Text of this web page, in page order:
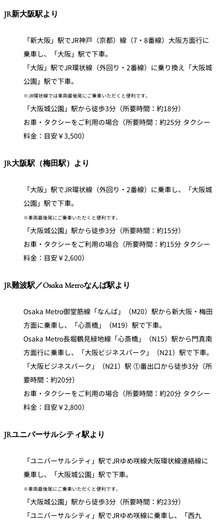
JR新大阪駅より
「新大阪」駅でJR神戸（京都）線（7・8番線）大阪方面行に
乗車し、「大阪」駅で下車。
「大阪」駅でJR環状線（外回り・2番線）に乗り換え「大阪城
公園」駅で下車。
※JR環状線では車両最後尾にご乗車いただくと便利です。
「大阪城公園」駅から徒歩3分（所要時間：約18分）
お車・タクシーをご利用の場合（所要時間：約25分 タクシー
料金：目安￥3,500）
JR大阪駅（梅田駅）より
「大阪」駅でJR環状線（外回り・2番線）に乗車し、「大阪城
公園」駅で下車。
※車両最後尾にご乗車いただくと便利です。
「大阪城公園」駅から徒歩3分（所要時間：約15分）
お車・タクシーをご利用の場合（所要時間：約15分 タクシー
料金：目安￥2,600）
JR難波駅／Osaka Metroなんば駅より
Osaka Metro御堂筋線「なんば」（M20）駅から新大阪・梅田
方面に乗車し、「心斎橋」（M19）駅で下車。
Osaka Metro長堀鶴見緑地線「心斎橋」（N15）駅から門真南
方面行に乗車し、「大阪ビジネスパーク」（N21）駅で下車。
「大阪ビジネスパーク」（N21）駅 ①番出口から徒歩3分（所
要時間：約20分）
お車・タクシーをご利用の場合（所要時間：約20分 タクシー
料金：目安￥2,800）
JRユニバーサルシティ駅より
「ユニバーサルシティ」駅でJRゆめ咲線大阪環状線連絡線に
乗車し、「大阪城公園」駅で下車。
※車両最後尾にご乗車いただくと便利です。
「大阪城公園」駅から徒歩3分（所要時間：約23分）
「ユニバーサルシティ」駅でJRゆめ咲線に乗車し、「西九